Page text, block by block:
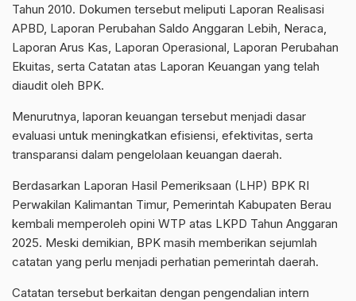
Tahun 2010. Dokumen tersebut meliputi Laporan Realisasi
APBD, Laporan Perubahan Saldo Anggaran Lebih, Neraca,
Laporan Arus Kas, Laporan Operasional, Laporan Perubahan
Ekuitas, serta Catatan atas Laporan Keuangan yang telah
diaudit oleh BPK.
Menurutnya, laporan keuangan tersebut menjadi dasar
evaluasi untuk meningkatkan efisiensi, efektivitas, serta
transparansi dalam pengelolaan keuangan daerah.
Berdasarkan Laporan Hasil Pemeriksaan (LHP) BPK RI
Perwakilan Kalimantan Timur, Pemerintah Kabupaten Berau
kembali memperoleh opini WTP atas LKPD Tahun Anggaran
2025. Meski demikian, BPK masih memberikan sejumlah
catatan yang perlu menjadi perhatian pemerintah daerah.
Catatan tersebut berkaitan dengan pengendalian intern